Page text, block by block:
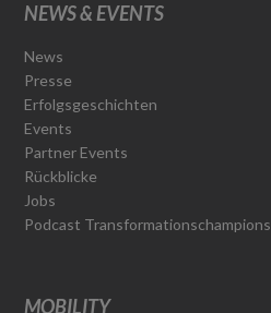
NEWS & EVENTS
News
Presse
Erfolgsgeschichten
Events
Partner Events
Rückblicke
Jobs
Podcast Transformationschampions
MOBILITY